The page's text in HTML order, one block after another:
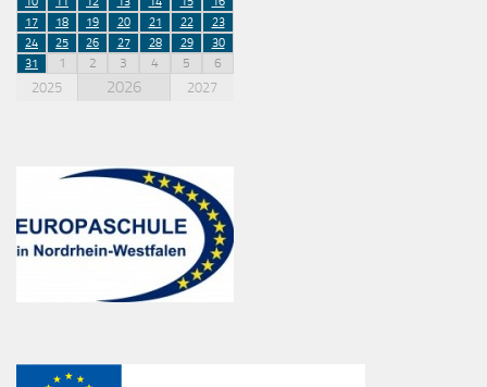
17
18 19 20 21 22
23
24
25 26 27 28 29
30
31
1 2 3 4 5 6
2025 2026 2027